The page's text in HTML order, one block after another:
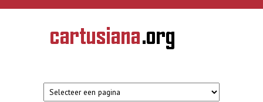
Overslaan en naar de inhoud gaan
CARTUSIANA
Geschiedenis
van de